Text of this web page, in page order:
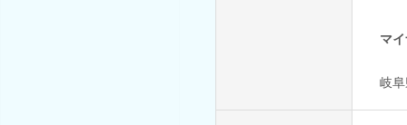
マ
岐